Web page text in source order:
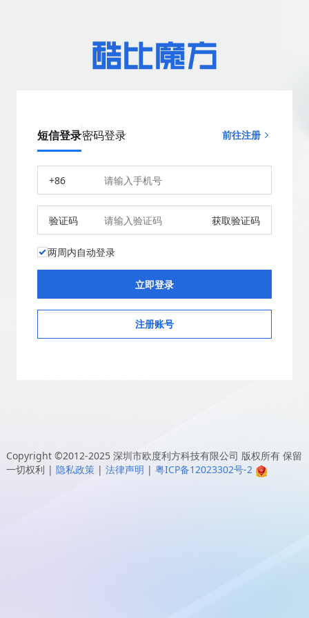
短信登录密码登录 前往注册
+86
验证码 获取验证码
两周内自动登录
注册账号
Copyright ©2012-2025 深圳市欧度利方科技有限公司 版权所有 保留
一切权利 | 隐私政策 | 法律声明 | 粤ICP备12023302号-2